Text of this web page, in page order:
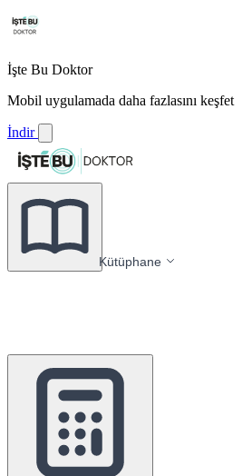
İşte Bu Doktor
Mobil uygulamada daha fazlasını keşfet
İndir
Kütüphane